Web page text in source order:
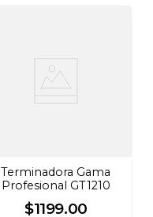
Terminadora Gama
Profesional GT1210
$1199.00